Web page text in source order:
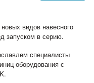
видов навесного
запуском в серию.
специалисты
оборудования с